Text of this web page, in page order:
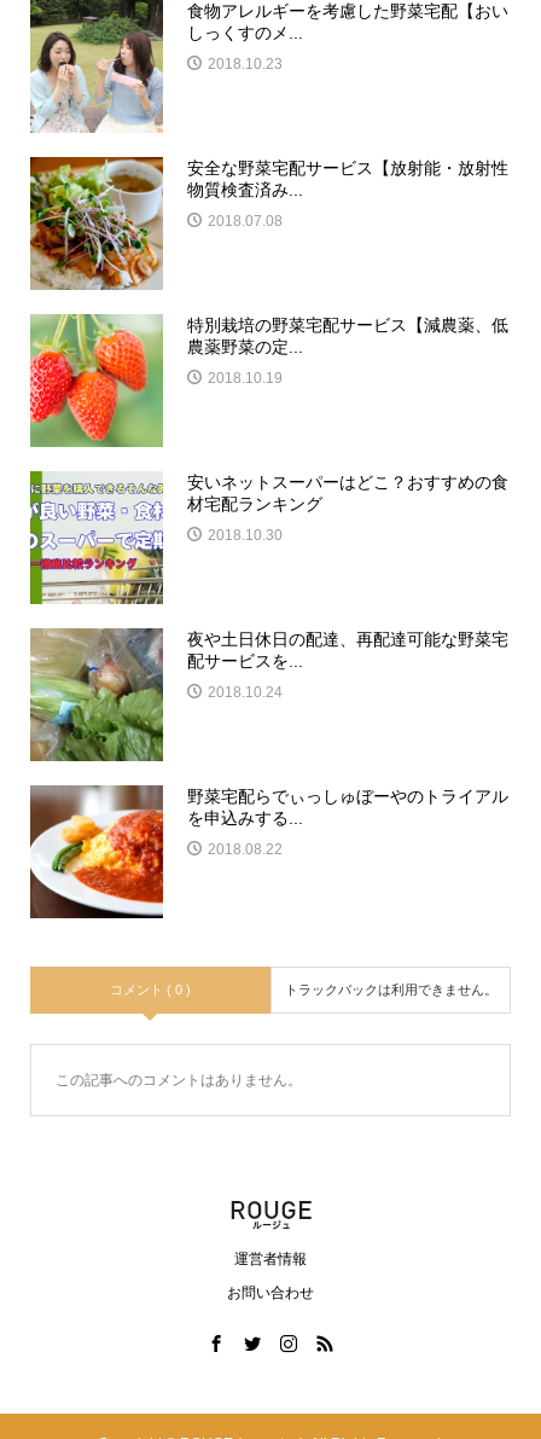
食物アレルギーを考慮した野菜宅配【おい
しっくすのメ...
2018.10.23
安全な野菜宅配サービス【放射能・放射性
物質検査済み...
2018.07.08
特別栽培の野菜宅配サービス【減農薬、低
農薬野菜の定...
2018.10.19
安いネットスーパーはどこ？おすすめの食
材宅配ランキング
2018.10.30
夜や土日休日の配達、再配達可能な野菜宅
配サービスを...
2018.10.24
野菜宅配らでぃっしゅぼーやのトライアル
を申込みする...
2018.08.22
コメント ( 0 ) トラックバックは利用できません。
この記事へのコメントはありません。
運営者情報
お問い合わせ